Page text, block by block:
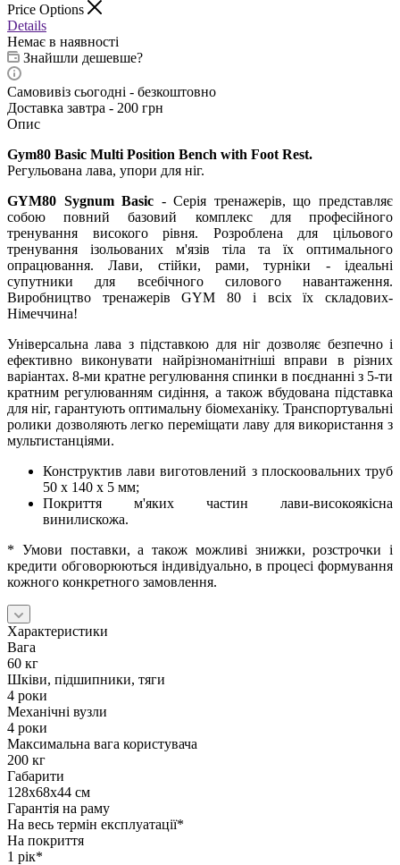
Price Options
Details
Немає в наявності
Знайшли дешевше?
Самовивіз сьогодні - безкоштовно
Доставка завтра - 200 грн
Опис
Gym80 Basic Multi Position Bench with Foot Rest.
Регульована лава, упори для ніг.
GYM80 Sygnum Basic - Серія тренажерів, що представляє
собою повний базовий комплекс для професійного
тренування високого рівня. Розроблена для цільового
тренування ізольованих м'язів тіла та їх оптимального
опрацювання. Лави, стійки, рами, турніки - ідеальні
супутники для всебічного силового навантаження.
Виробництво тренажерів GYM 80 і всіх їх складових-
Німеччина!
Універсальна лава з підставкою для ніг дозволяє безпечно і
ефективно виконувати найрізноманітніші вправи в різних
варіантах. 8-ми кратне регулювання спинки в поєднанні з 5-ти
кратним регулюванням сидіння, а також вбудована підставка
для ніг, гарантують оптимальну біомеханіку. Транспортувальні
ролики дозволяють легко переміщати лаву для використання з
мультистанціями.
Конструктив лави виготовлений з плоскоовальних труб
50 x 140 x 5 мм;
Покриття м'яких частин лави-високоякісна
винилискожа.
* Умови поставки, а також можливі знижки, розстрочки і
кредити обговорюються індивідуально, в процесі формування
кожного конкретного замовлення.
Характеристики
Вага
60 кг
Шківи, підшипники, тяги
4 роки
Механічні вузли
4 роки
Максимальна вага користувача
200 кг
Габарити
128x68x44 см
Гарантія на раму
На весь термін експлуатації*
На покриття
1 рік*